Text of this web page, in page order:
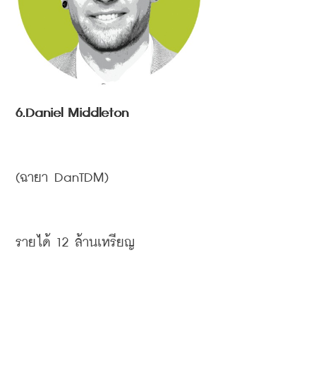
6.Daniel Middleton
(ฉายา DanTDM)
รายได้ 12 ล้านเหรียญ